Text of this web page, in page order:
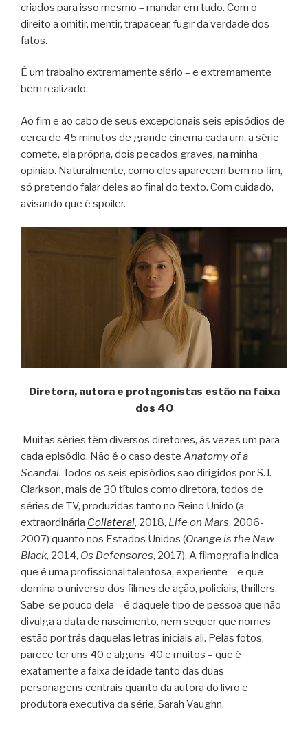
criados para isso mesmo – mandar em tudo. Com o
direito a omitir, mentir, trapacear, fugir da verdade dos
fatos.
É um trabalho extremamente sério – e extremamente
bem realizado.
Ao fim e ao cabo de seus excepcionais seis episódios de
cerca de 45 minutos de grande cinema cada um, a série
comete, ela própria, dois pecados graves, na minha
opinião. Naturalmente, como eles aparecem bem no fim,
só pretendo falar deles ao final do texto. Com cuidado,
avisando que é spoiler.
Diretora, autora e protagonistas estão na faixa
dos 40
Muitas séries têm diversos diretores, às vezes um para
cada episódio. Não é o caso deste Anatomy of a
Scandal. Todos os seis episódios são dirigidos por S.J.
Clarkson, mais de 30 títulos como diretora, todos de
séries de TV, produzidas tanto no Reino Unido (a
extraordinária Collateral, 2018, Life on Mars, 2006-
2007) quanto nos Estados Unidos (Orange is the New
Black, 2014, Os Defensores, 2017). A filmografia indica
que é uma profissional talentosa, experiente – e que
domina o universo dos filmes de ação, policiais, thrillers.
Sabe-se pouco dela – é daquele tipo de pessoa que não
divulga a data de nascimento, nem sequer que nomes
estão por trás daquelas letras iniciais ali. Pelas fotos,
parece ter uns 40 e alguns, 40 e muitos – que é
exatamente a faixa de idade tanto das duas
personagens centrais quanto da autora do livro e
produtora executiva da série, Sarah Vaughn.